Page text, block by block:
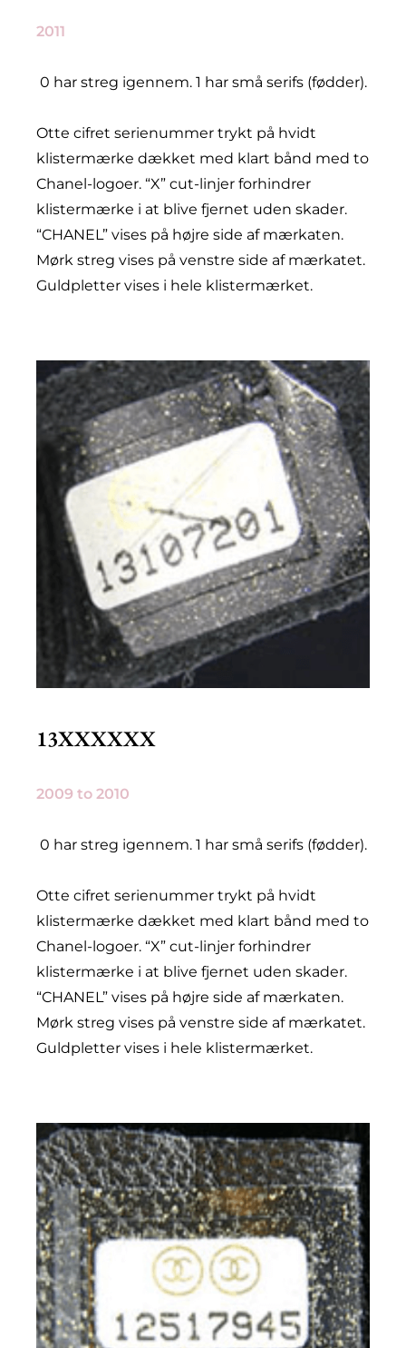
2011
0 har streg igennem. 1 har små serifs (fødder).
Otte cifret serienummer trykt på hvidt
klistermærke dækket med klart bånd med to
Chanel-logoer. “X” cut-linjer forhindrer
klistermærke i at blive fjernet uden skader.
“CHANEL” vises på højre side af mærkaten.
Mørk streg vises på venstre side af mærkatet.
Guldpletter vises i hele klistermærket.
13XXXXXX
2009 to 2010
0 har streg igennem. 1 har små serifs (fødder).
Otte cifret serienummer trykt på hvidt
klistermærke dækket med klart bånd med to
Chanel-logoer. “X” cut-linjer forhindrer
klistermærke i at blive fjernet uden skader.
“CHANEL” vises på højre side af mærkaten.
Mørk streg vises på venstre side af mærkatet.
Guldpletter vises i hele klistermærket.